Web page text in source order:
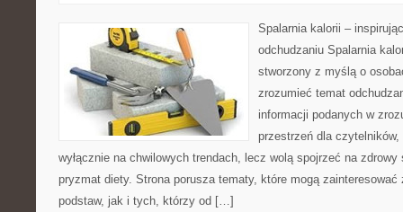
Spalarnia kalorii –
odchudzaniu Spalarnia
stworzony z myślą o
zrozumieć temat
informacji podanych w
przestrzeń dla
wyłącznie na chwilowych trendach, lecz wolą spojrzeć na
pryzmat diety. Strona porusza tematy, które mogą
podstaw, jak i tych, którzy od […]